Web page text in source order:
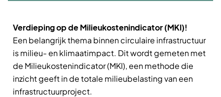
Verdieping op de Milieukostenindicator (MKI)!
Een belangrijk thema binnen circulaire infrastructuur
is milieu- en klimaatimpact. Dit wordt gemeten met
de Milieukostenindicator (MKI), een methode die
inzicht geeft in de totale milieubelasting van een
infrastructuurproject.